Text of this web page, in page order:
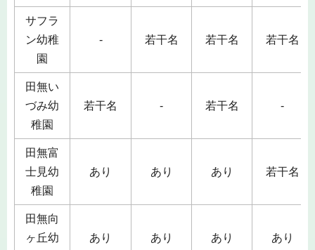
サフラ
ン幼稚
園
- 若干名 若干名 若干名
田無い
づみ幼
稚園
若干名 - 若干名 -
田無富
士見幼
稚園
あり あり あり 若干名
田無向
ヶ丘幼
あり あり あり あり